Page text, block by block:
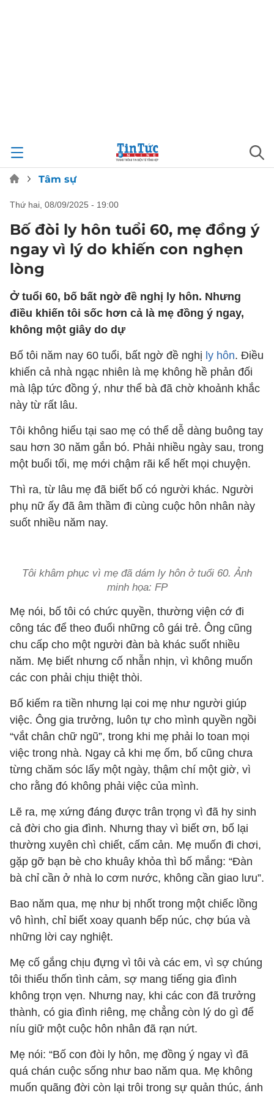
Tâm sự
thứ hai, 08/09/2025 - 19:00
Bố đòi ly hôn tuổi 60, mẹ đồng ý
ngay vì lý do khiến con nghẹn
lòng
Ở tuổi 60, bố bất ngờ đề nghị ly hôn. Nhưng
điều khiến tôi sốc hơn cả là mẹ đồng ý ngay,
không một giây do dự
Bố tôi năm nay 60 tuổi, bất ngờ đề nghị ly hôn. Điều
khiến cả nhà ngạc nhiên là mẹ không hề phản đối
mà lập tức đồng ý, như thể bà đã chờ khoảnh khắc
này từ rất lâu.
Tôi không hiểu tại sao mẹ có thể dễ dàng buông tay
sau hơn 30 năm gắn bó. Phải nhiều ngày sau, trong
một buổi tối, mẹ mới chậm rãi kể hết mọi chuyện.
Thì ra, từ lâu mẹ đã biết bố có người khác. Người
phụ nữ ấy đã âm thầm đi cùng cuộc hôn nhân này
suốt nhiều năm nay.
Tôi khâm phục vì mẹ đã dám ly hôn ở tuổi 60. Ảnh
minh họa: FP
Mẹ nói, bố tôi có chức quyền, thường viện cớ đi
công tác để theo đuổi những cô gái trẻ. Ông cũng
chu cấp cho một người đàn bà khác suốt nhiều
năm. Mẹ biết nhưng cố nhẫn nhịn, vì không muốn
các con phải chịu thiệt thòi.
Bố kiếm ra tiền nhưng lại coi mẹ như người giúp
việc. Ông gia trưởng, luôn tự cho mình quyền ngồi
“vắt chân chữ ngũ”, trong khi mẹ phải lo toan mọi
việc trong nhà. Ngay cả khi mẹ ốm, bố cũng chưa
từng chăm sóc lấy một ngày, thậm chí một giờ, vì
cho rằng đó không phải việc của mình.
Lẽ ra, mẹ xứng đáng được trân trọng vì đã hy sinh
cả đời cho gia đình. Nhưng thay vì biết ơn, bố lại
thường xuyên chì chiết, cấm cản. Mẹ muốn đi chơi,
gặp gỡ bạn bè cho khuây khỏa thì bố mắng: “Đàn
bà chỉ cần ở nhà lo cơm nước, không cần giao lưu”.
Bao năm qua, mẹ như bị nhốt trong một chiếc lồng
vô hình, chỉ biết xoay quanh bếp núc, chợ búa và
những lời cay nghiệt.
Mẹ cố gắng chịu đựng vì tôi và các em, vì sợ chúng
tôi thiếu thốn tình cảm, sợ mang tiếng gia đình
không trọn vẹn. Nhưng nay, khi các con đã trưởng
thành, có gia đình riêng, mẹ chẳng còn lý do gì để
níu giữ một cuộc hôn nhân đã rạn nứt.
Mẹ nói: “Bố con đòi ly hôn, mẹ đồng ý ngay vì đã
quá chán cuộc sống như bao năm qua. Mẹ không
muốn quãng đời còn lại trôi trong sự quản thúc, ánh